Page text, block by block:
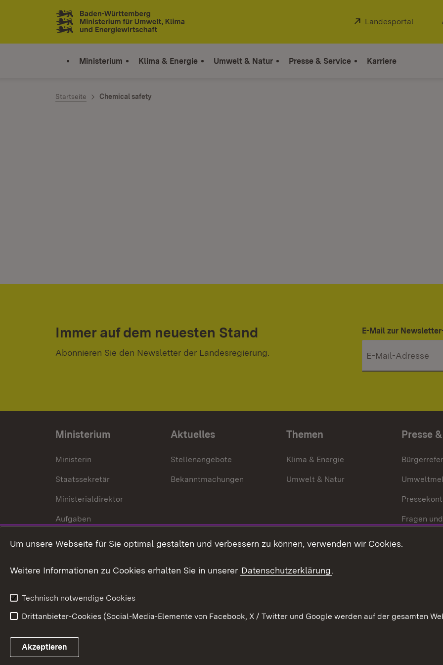
Zum Inhalt springen
Link zur Startseite
Extern:
Landesportal
Ministerium Klima & Energie Umwelt & Natur Presse & Service Karriere
Startseite Chemical safety
Immer auf dem neuesten Stand
Abonnieren Sie den Newsletter der Landesregierung.
E-Mail zur
Ministerium
Ministerin
Staatssekretär
Ministerialdirektor
Aufgaben
Internationale
Aktuelles
Stellenangebote
Bekanntmachungen
Themen
Klima & Energie
Umwelt & Natur
Presse
Fragen
Link zum Landesportal
Um unsere Webseite für Sie optimal gestalten und verbessern zu können, verwenden wir Cookies.
Weitere Informationen zu Cookies erhalten Sie in unserer Datenschutzerklärung.
Technisch notwendige Cookies
Drittanbieter-Cookies (Social-Media-Elemente von Facebook, X / Twitter und Google werden auf der gesamten
Akzeptieren